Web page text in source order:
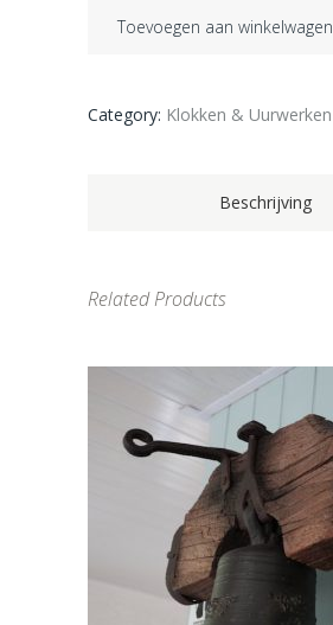
Toevoegen aan winkelwagen
Category: Klokken & Uurwerken
Beschrijving
Related Products